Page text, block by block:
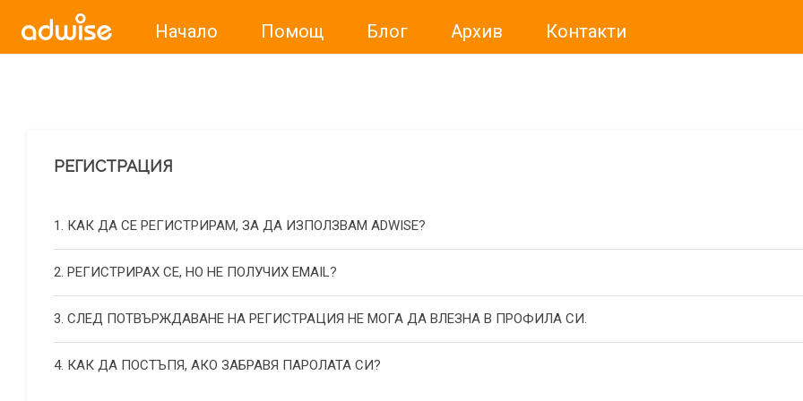
Начало Помощ Блог Архив Контакти
РЕГИСТРАЦИЯ
1. КАК ДА СЕ РЕГИСТРИРАМ, ЗА ДА ИЗПОЛЗВАМ ADWISE?
2. РЕГИСТРИРАХ СЕ, НО НЕ ПОЛУЧИХ EMAIL?
3. СЛЕД ПОТВЪРЖДАВАНЕ НА РЕГИСТРАЦИЯ НЕ МОГА ДА ВЛЕЗНА В ПРОФИЛА СИ.
4. КАК ДА ПОСТЪПЯ, АКО ЗАБРАВЯ ПАРОЛАТА СИ?